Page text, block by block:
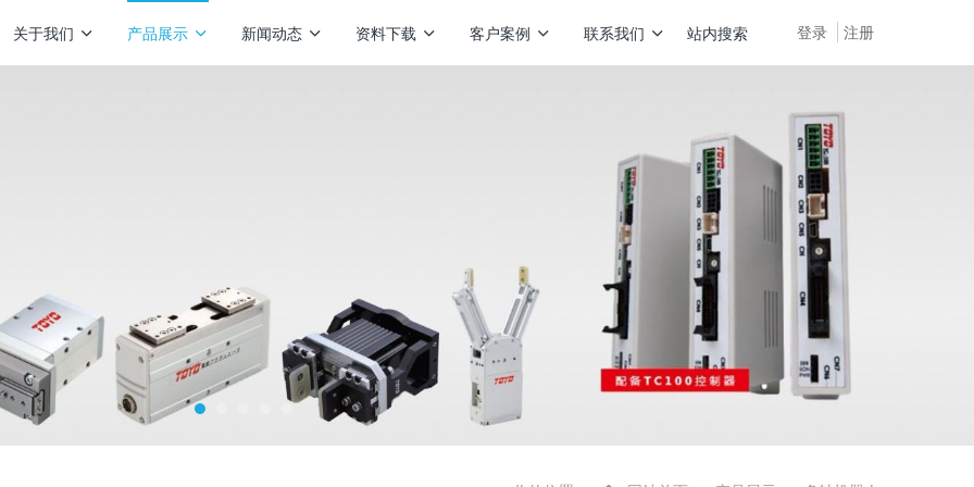
登录 注册
关于我们 产品展示 新闻动态 资料下载 客户案例 联系我们 站内搜索